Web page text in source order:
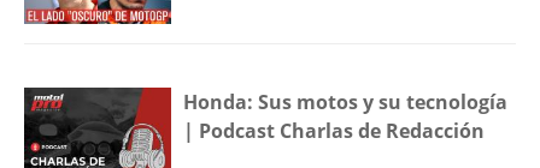
Honda: Sus motos y su tecnología
| Podcast Charlas de Redacción